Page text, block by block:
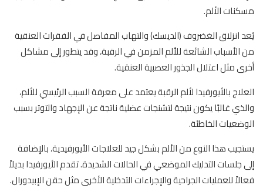
مسكنات الألم.
يُعد انزلاق الغضروف (الديسك) والتهاب المفاصل في الفقرات العنقية
من الأسباب الشائعة للألم المزمن في الرقبة، وقد يتطور إلى مشاكل
أخرى مثل اعتلال الجذور العصبية العنقية.
العلاج بالأيورفيدا لألم الرقبة يعتمد على معرفة السبب الرئيسي للألم،
والذي غالبًا يكون نتيجة لتشنجات عضلية ناتجة عن الإجهاد والتوتر بسبب
الوضعيات الخاطئة.
يستجيب هذا النوع من الألم بشكل جيد للعلاجات الأيورفيدية، بالإضافة
إلى جلسات التدليك الموضعي في الحالات الشديدة. تقدم الأيورفيدا بديلاً
فعالاً للعمليات الجراحية والإجراءات التدخلية الأخرى مثل حقن الإبيدورال.